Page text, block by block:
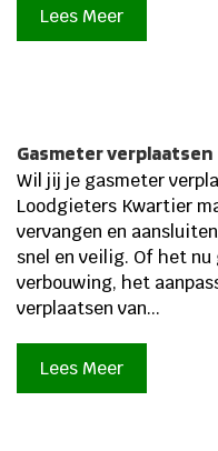
Lees Meer
Gasmeter verplaatsen
Wil jij je gasmeter
Loodgieters Kwartier
vervangen en
snel en veilig. Of het
verbouwing, het
verplaatsen van...
Lees Meer